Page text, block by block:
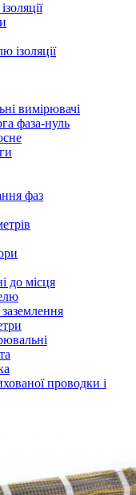
ізоляції
вимірювачі
фаза-нуль
фаз
до місця
проводки і